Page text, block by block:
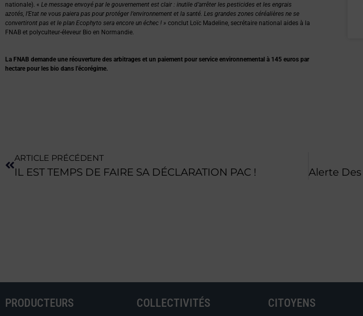
nationale). « Le message envoyé par le gouvernement est clair : inutile d’arrêter les pesticides et les engrais
azotés, l’Etat ne vous paiera pas pour protéger l’environnement et la santé. Les grandes zones céréalières ne se
convertiront pas et le plan Ecophyto sera encore un échec ! » conclut Loïc Madeline, secrétaire national aides à la
FNAB et polyculteur-éleveur Bio en Normandie.
La FNAB demande une réouverture des arbitrages et un paiement pour service environnemental à 145 euros par
hectare pour les bio dans l’écorégime.
ARTICLE PRÉCÉDENT
IL EST TEMPS DE FAIRE SA DÉCLARATION PAC !
PRODUCTEURS COLLECTIVITÉS CITOYENS